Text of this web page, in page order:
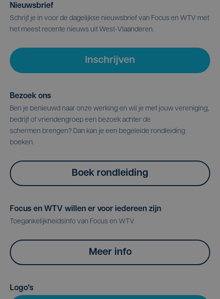
Nieuwsbrief
Schrijf je in voor de dagelijkse nieuwsbrief van Focus en WTV met
het meest recente nieuws uit West-Vlaanderen.
Inschrijven
Bezoek ons
Ben je benieuwd naar onze werking en wil je met jouw vereniging,
bedrijf of vriendengroep een bezoek achter de
schermen brengen? Dan kan je een begeleide rondleiding
boeken.
Boek rondleiding
Focus en WTV willen er voor iedereen zijn
Toegankelijkheidsinfo van Focus en WTV
Meer info
Logo's